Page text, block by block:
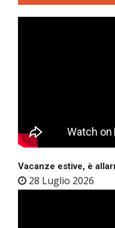
Vacanze estive, è
28 Luglio 2026